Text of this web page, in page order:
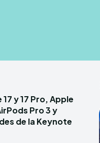
© Newspaper Theme.
© Newspaper Theme.
y 17 Pro, Apple
Pro 3 y
de la Keynote